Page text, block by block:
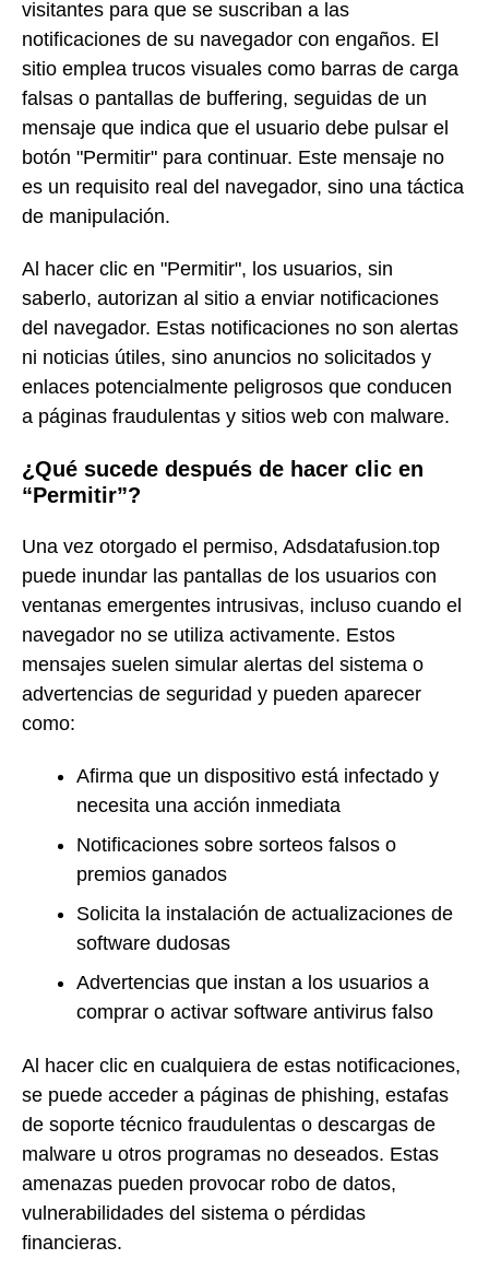
visitantes para que se suscriban a las
notificaciones de su navegador con engaños. El
sitio emplea trucos visuales como barras de carga
falsas o pantallas de buffering, seguidas de un
mensaje que indica que el usuario debe pulsar el
botón "Permitir" para continuar. Este mensaje no
es un requisito real del navegador, sino una táctica
de manipulación.
Al hacer clic en "Permitir", los usuarios, sin
saberlo, autorizan al sitio a enviar notificaciones
del navegador. Estas notificaciones no son alertas
ni noticias útiles, sino anuncios no solicitados y
enlaces potencialmente peligrosos que conducen
a páginas fraudulentas y sitios web con malware.
¿Qué sucede después de hacer clic en
“Permitir”?
Una vez otorgado el permiso, Adsdatafusion.top
puede inundar las pantallas de los usuarios con
ventanas emergentes intrusivas, incluso cuando el
navegador no se utiliza activamente. Estos
mensajes suelen simular alertas del sistema o
advertencias de seguridad y pueden aparecer
como:
Afirma que un dispositivo está infectado y
necesita una acción inmediata
Notificaciones sobre sorteos falsos o
premios ganados
Solicita la instalación de actualizaciones de
software dudosas
Advertencias que instan a los usuarios a
comprar o activar software antivirus falso
Al hacer clic en cualquiera de estas notificaciones,
se puede acceder a páginas de phishing, estafas
de soporte técnico fraudulentas o descargas de
malware u otros programas no deseados. Estas
amenazas pueden provocar robo de datos,
vulnerabilidades del sistema o pérdidas
financieras.